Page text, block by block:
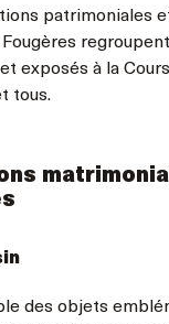
patrimoniales
exposés à la
tous.
des objets